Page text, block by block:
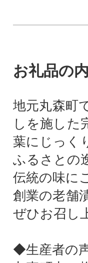
お礼品の
地元丸森町
しを施した
葉にじっく
ふるさとの
伝統の味に
創業の老舗
ぜひお召し
◆生産者の